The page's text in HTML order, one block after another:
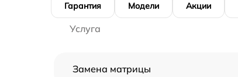
Гарантия Модели Акции
Услуга
Замена матрицы